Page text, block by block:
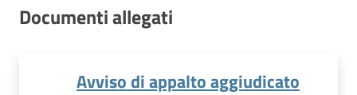
Documenti allegati
Avviso di appalto aggiudicato